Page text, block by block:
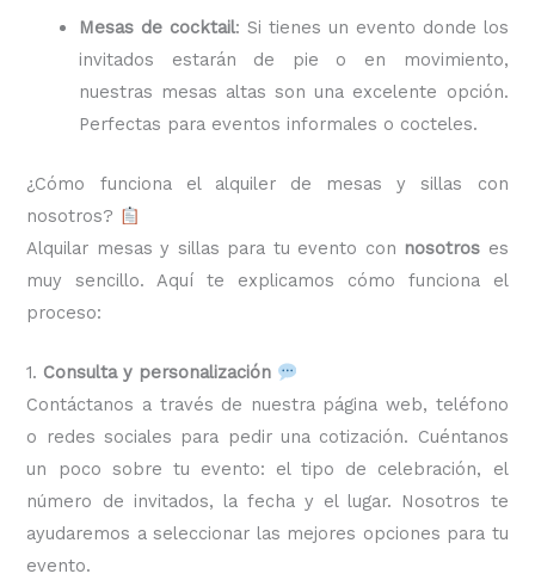
Mesas de cocktail: Si tienes un evento donde los
invitados estarán de pie o en movimiento,
nuestras mesas altas son una excelente opción.
Perfectas para eventos informales o cocteles.
¿Cómo funciona el alquiler de mesas y sillas con
nosotros?
Alquilar mesas y sillas para tu evento con nosotros es
muy sencillo. Aquí te explicamos cómo funciona el
proceso:
1. Consulta y personalización
Contáctanos a través de nuestra página web, teléfono
o redes sociales para pedir una cotización. Cuéntanos
un poco sobre tu evento: el tipo de celebración, el
número de invitados, la fecha y el lugar. Nosotros te
ayudaremos a seleccionar las mejores opciones para tu
evento.